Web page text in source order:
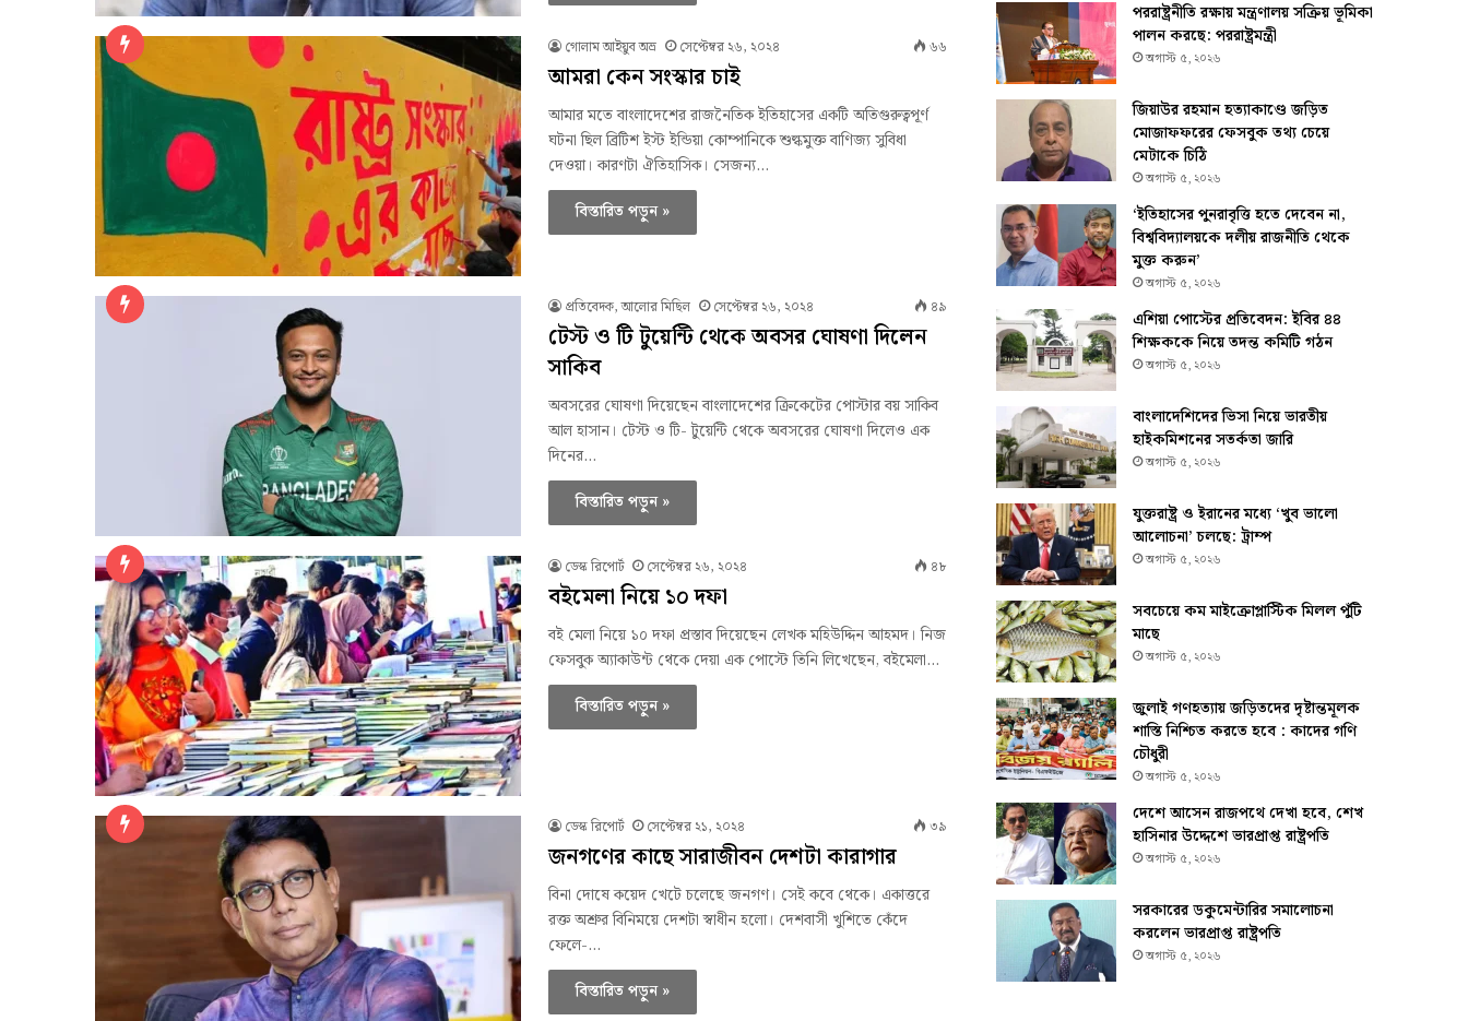
গোলাম আইয়ুব অভ্র সেপ্টেম্বর ২৬, ২০২৪ ৬৬
আমরা কেন সংস্কার চাই
আমার মতে বাংলাদেশের রাজনৈতিক ইতিহাসের একটি অতিগুরুত্বপূর্ণ
ঘটনা ছিল ব্রিটিশ ইস্ট ইন্ডিয়া কোম্পানিকে শুল্কমুক্ত বাণিজ্য সুবিধা
দেওয়া। কারণটা ঐতিহাসিক। সেজন্য…
বিস্তারিত পড়ুন »
প্রতিবেদক, আলোর মিছিল সেপ্টেম্বর ২৬, ২০২৪ ৪৯
টেস্ট ও টি টুয়েন্টি থেকে অবসর ঘোষণা দিলেন
সাকিব
অবসরের ঘোষণা দিয়েছেন বাংলাদেশের ক্রিকেটের পোস্টার বয় সাকিব
আল হাসান। টেস্ট ও টি- টুয়েন্টি থেকে অবসরের ঘোষণা দিলেও এক
দিনের…
বিস্তারিত পড়ুন »
ডেস্ক রিপোর্ট সেপ্টেম্বর ২৬, ২০২৪ ৪৮
বইমেলা নিয়ে ১০ দফা
বই মেলা নিয়ে ১০ দফা প্রস্তাব দিয়েছেন লেখক মহিউদ্দিন আহমদ। নিজ
ফেসবুক অ্যাকাউন্ট থেকে দেয়া এক পোস্টে তিনি লিখেছেন, বইমেলা…
বিস্তারিত পড়ুন »
ডেস্ক রিপোর্ট সেপ্টেম্বর ২১, ২০২৪ ৩৯
জনগণের কাছে সারাজীবন দেশটা কারাগার
বিনা দোষে কয়েদ খেটে চলেছে জনগণ। সেই কবে থেকে। একাত্তরে
রক্ত অশ্রুর বিনিময়ে দেশটা স্বাধীন হলো। দেশবাসী খুশিতে কেঁদে
ফেলে-…
বিস্তারিত পড়ুন »
পররাষ্ট্রনীতি রক্ষায় মন্ত্রণালয় সক্রিয় ভূমিকা
পালন করছে: পররাষ্ট্রমন্ত্রী
অগাস্ট ৫, ২০২৬
জিয়াউর রহমান হত্যাকাণ্ডে জড়িত
মোজাফফরের ফেসবুক তথ্য চেয়ে
মেটাকে চিঠি
অগাস্ট ৫, ২০২৬
‘ইতিহাসের পুনরাবৃত্তি হতে দেবেন না,
বিশ্ববিদ্যালয়কে দলীয় রাজনীতি থেকে
মুক্ত করুন’
অগাস্ট ৫, ২০২৬
এশিয়া পোস্টের প্রতিবেদন: ইবির ৪৪
শিক্ষককে নিয়ে তদন্ত কমিটি গঠন
অগাস্ট ৫, ২০২৬
বাংলাদেশিদের ভিসা নিয়ে ভারতীয়
হাইকমিশনের সতর্কতা জারি
অগাস্ট ৫, ২০২৬
যুক্তরাষ্ট্র ও ইরানের মধ্যে ‘খুব ভালো
আলোচনা’ চলছে: ট্রাম্প
অগাস্ট ৫, ২০২৬
সবচেয়ে কম মাইক্রোপ্লাস্টিক মিলল পুঁটি
মাছে
অগাস্ট ৫, ২০২৬
জুলাই গণহত্যায় জড়িতদের দৃষ্টান্তমূলক
শাস্তি নিশ্চিত করতে হবে : কাদের গণি
চৌধুরী
অগাস্ট ৫, ২০২৬
দেশে আসেন রাজপথে দেখা হবে, শেখ
হাসিনার উদ্দেশে ভারপ্রাপ্ত রাষ্ট্রপতি
অগাস্ট ৫, ২০২৬
সরকারের ডকুমেন্টারির সমালোচনা
করলেন ভারপ্রাপ্ত রাষ্ট্রপতি
অগাস্ট ৫, ২০২৬